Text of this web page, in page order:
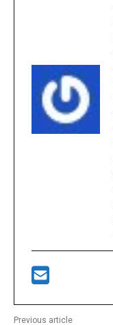
Previous article